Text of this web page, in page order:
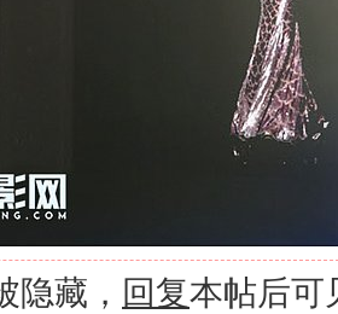
隐藏， 回复本帖后可